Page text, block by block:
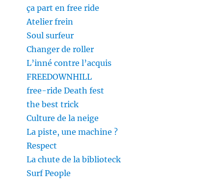
ça part en free ride
Atelier frein
Soul surfeur
Changer de roller
L’inné contre l’acquis
FREEDOWNHILL
free-ride Death fest
the best trick
Culture de la neige
La piste, une machine ?
Respect
La chute de la biblioteck
Surf People